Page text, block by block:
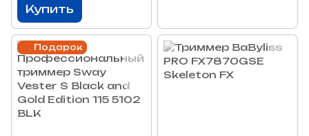
Купить
Подарок